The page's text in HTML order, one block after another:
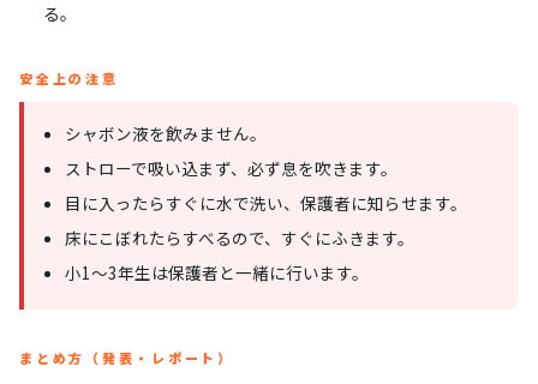
る。
安全上の注意
シャボン液を飲みません。
ストローで吸い込まず、必ず息を吹きます。
目に入ったらすぐに水で洗い、保護者に知らせます。
床にこぼれたらすべるので、すぐにふきます。
小1〜3年生は保護者と一緒に行います。
まとめ方（発表・レポート）